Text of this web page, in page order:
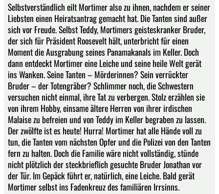
Selbstverständlich eilt Mortimer also zu ihnen, nachdem er seiner
Liebsten einen Heiratsantrag gemacht hat. Die Tanten sind außer
sich vor Freude. Selbst Teddy, Mortimers geisteskranker Bruder,
der sich für Präsident Roosevelt hält, unterbricht für einen
Moment die Ausgrabung seines Panamakanals im Keller. Doch
dann entdeckt Mortimer eine Leiche und seine heile Welt gerät
ins Wanken. Seine Tanten – Mörderinnen? Sein verrückter
Bruder – der Totengräber? Schlimmer noch, die Schwestern
versuchen nicht einmal, ihre Tat zu verbergen. Stolz erzählen sie
von ihrem Hobby, einsame ältere Herren von ihrer irdischen
Malaise zu befreien und von Teddy im Keller begraben zu lassen.
Der zwölfte ist es heute! Hurra! Mortimer hat alle Hände voll zu
tun, die Tanten vom nächsten Opfer und die Polizei von den Tanten
fern zu halten. Doch die Familie wäre nicht vollständig, stünde
nicht plötzlich der steckbrieflich gesuchte Bruder Jonathan vor
der Tür. Im Gepäck führt er, natürlich, eine Leiche. Bald gerät
Mortimer selbst ins Fadenkreuz des familiären Irrsinns.